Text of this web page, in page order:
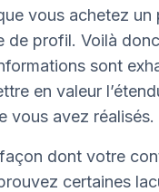
vous achetez
profil. Voilà
sont
en valeur
vous avez réalisés.
dont votre
certaines